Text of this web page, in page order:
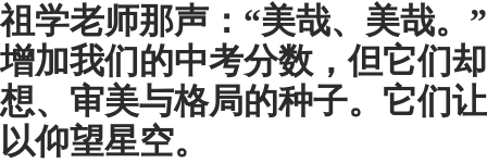
祖学老师那声：“美哉、美哉。
增加我们的中考分数，但它们
想、审美与格局的种子。它们
以仰望星空。